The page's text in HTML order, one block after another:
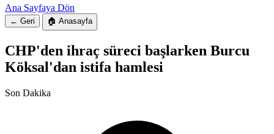
Ana Sayfaya Dön
← Geri 🏠 Anasayfa
CHP'den ihraç süreci başlarken Burcu
Köksal'dan istifa hamlesi
Son Dakika